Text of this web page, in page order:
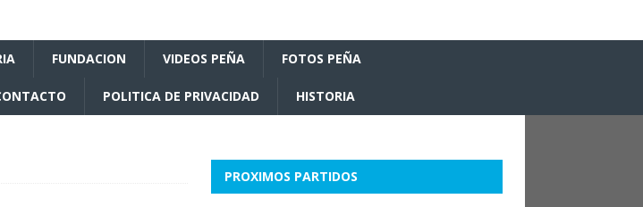
FUNDACION VIDEOS PEÑA FOTOS PEÑA
POLITICA DE PRIVACIDAD HISTORIA
PROXIMOS PARTIDOS